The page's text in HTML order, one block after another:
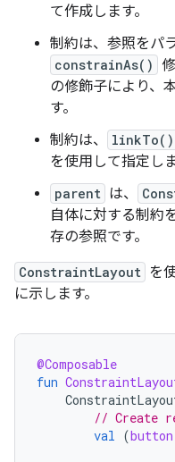
て作成します。
制約は、参照をパ
constrainAs()
の修飾子により、
す。
制約は、
linkTo()
を使用して指定しま
parent は、
自体に対する制約
存の参照です。
ConstraintLayout を
に示します。
@Composable
fun
// Create
val (button